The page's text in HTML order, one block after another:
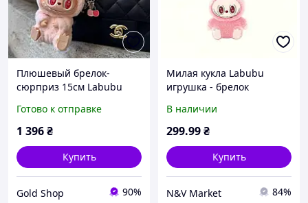
Плюшевый брелок-
сюрприз 15см Labubu
Мягкая игрушка милый
монстрик, Брелок на
фэнтези
Готово к отправке
1 396₴
Купить
Gold Shop 90%
Милая кукла Labubu
игрушка - брелок
В наличии
299.99₴
Купить
N&V Market 84%